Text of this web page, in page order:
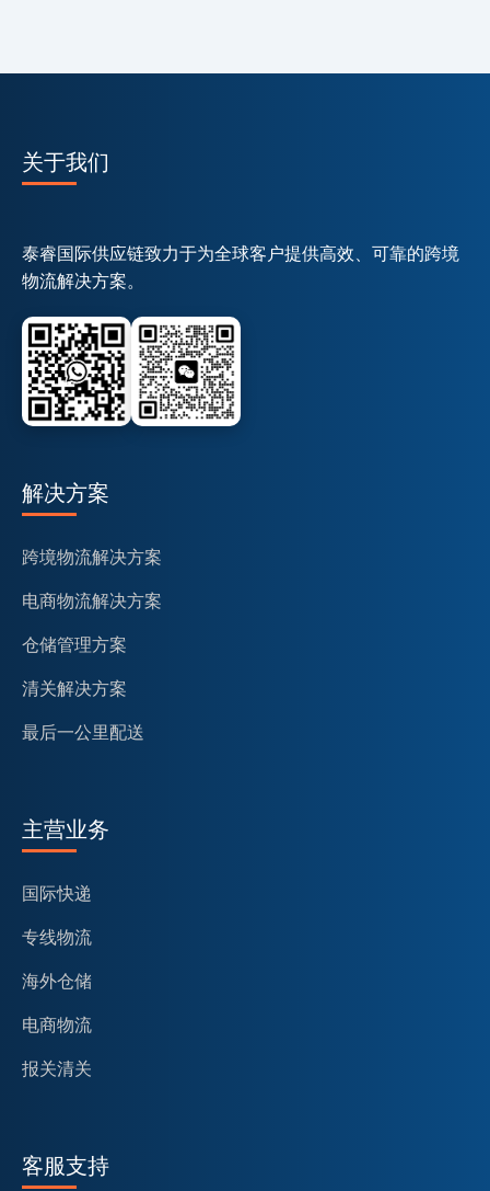
关于我们
泰睿国际供应链致力于为全球客户提供高效、可靠的跨境
物流解决方案。
解决方案
跨境物流解决方案
电商物流解决方案
仓储管理方案
清关解决方案
最后一公里配送
主营业务
国际快递
专线物流
海外仓储
电商物流
报关清关
客服支持